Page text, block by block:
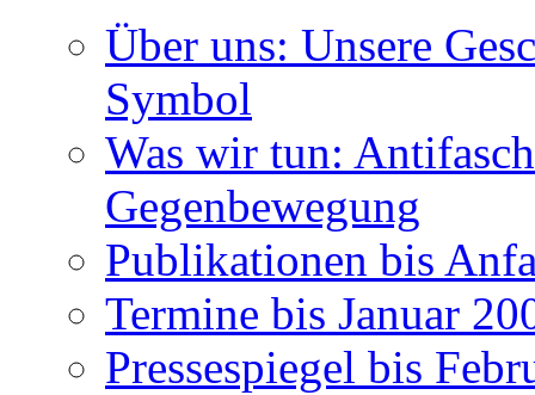
Über uns: Unsere
Symbol
Was wir tun:
Gegenbewegung
Publikationen bis
Termine bis Januar
Pressespiegel bis